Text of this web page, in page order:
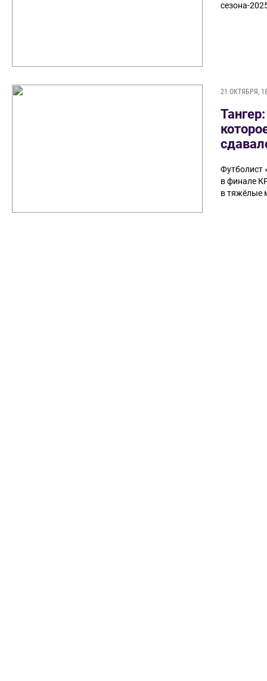
сезона-
21 ОКТЯБРЯ,
Футболист
в финале
в тяжёлые